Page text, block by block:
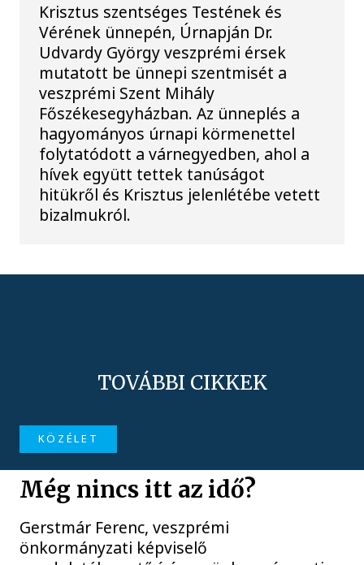
Krisztus szentséges Testének és
Vérének ünnepén, Úrnapján Dr.
Udvardy György veszprémi érsek
mutatott be ünnepi szentmisét a
veszprémi Szent Mihály
Főszékesegyházban. Az ünneplés a
hagyományos úrnapi körmenettel
folytatódott a várnegyedben, ahol a
hívek együtt tettek tanúságot
hitükről és Krisztus jelenlétébe vetett
bizalmukról.
TOVÁBBI CIKKEK
KÖZÉLET
Még nincs itt az idő?
Gerstmár Ferenc, veszprémi
önkormányzati képviselő